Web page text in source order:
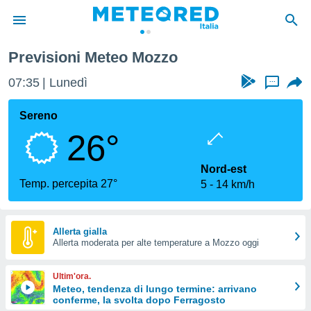
di
per
le
di
Web
le
Previsioni Meteo Mozzo
07:35 Lunedì ...
Sereno
26°
Temp. percepita 27°
Nord-est
5
14 km/h
Allerta gialla
Allerta moderata per alte temperature a Mozzo oggi
Ultim'ora.
Meteo, tendenza di lungo termine: arrivano
conferme, la svolta dopo Ferragosto